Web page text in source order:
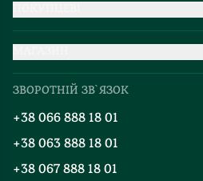
Добірки
Блог
Події
Книгарні
ЗВОРОТНІЙ ЗВ`ЯЗОК
+38 066 888 18 01
+38 063 888 18 01
+38 067 888 18 01